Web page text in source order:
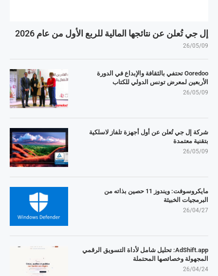
إل جي تُعلن عن نتائجها المالية للربع الأول من عام 2026
26/05/09
Ooredoo تحتفي بالثقافة والإبداع في الدورة
الأربعين لمعرض تونس الدولي للكتاب
26/05/09
شركة إل جي تُعلن عن أول أجهزة تلفاز لاسلكية
بتقنية معتمدة
26/05/09
مايكروسوفت: ويندوز 11 حصين بذاته من
البرمجيات الخبيثة
26/04/27
AdShift.app: تحليل شامل لأداة التسويق الرقمي
المجهولة وخصائصها المحتملة
26/04/24